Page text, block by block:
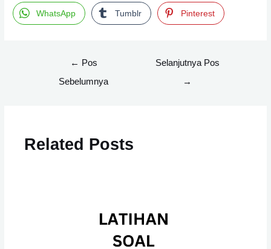
WhatsApp Tumblr Pinterest
← Pos
Sebelumnya
Selanjutnya Pos
→
Related Posts